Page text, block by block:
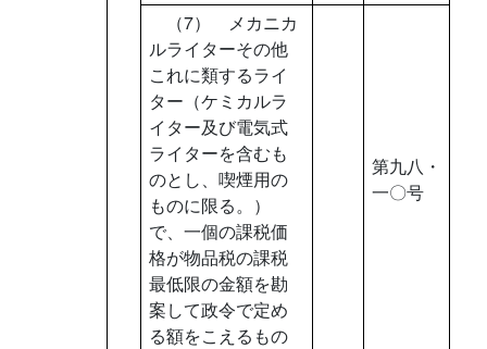
（7） メカニカ
ルライターその他
これに類するライ
ター（ケミカルラ
イター及び電気式
ライターを含むも
のとし、喫煙用の
ものに限る。）
で、一個の課税価
格が物品税の課税
最低限の金額を勘
案して政令で定め
る額をこえるもの
第九八・
一〇号